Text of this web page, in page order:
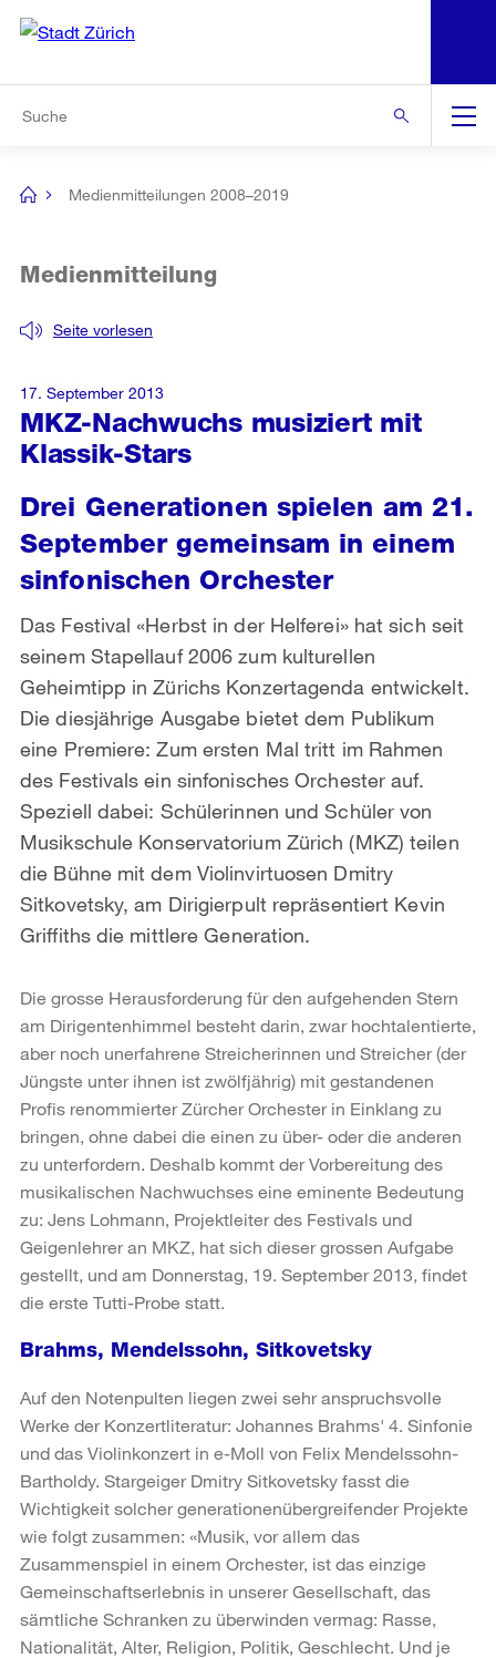
Navigation
[no
Medienmitteilungen 2008–2019
MKZ-Nachwuchs musiziert mit
Klassik-Stars
Seite vorlesen
Medienmitteilung
Drei Generationen spielen am 21.
September gemeinsam in einem
sinfonischen Orchester
Das Festival «Herbst in der Helferei» hat sich seit
seinem Stapellauf 2006 zum kulturellen
Geheimtipp in Zürichs Konzertagenda entwickelt.
Die diesjährige Ausgabe bietet dem Publikum
eine Premiere: Zum ersten Mal tritt im Rahmen
des Festivals ein sinfonisches Orchester auf.
Speziell dabei: Schülerinnen und Schüler von
Musikschule Konservatorium Zürich (MKZ) teilen
die Bühne mit dem Violinvirtuosen Dmitry
Sitkovetsky, am Dirigierpult repräsentiert Kevin
Griffiths die mittlere Generation.
17. September 2013
Die grosse Herausforderung für den aufgehenden Stern
am Dirigentenhimmel besteht darin, zwar hochtalentierte,
aber noch unerfahrene Streicherinnen und Streicher (der
Jüngste unter ihnen ist zwölfjährig) mit gestandenen
Profis renommierter Zürcher Orchester in Einklang zu
bringen, ohne dabei die einen zu über- oder die anderen
zu unterfordern. Deshalb kommt der Vorbereitung des
musikalischen Nachwuchses eine eminente Bedeutung
zu: Jens Lohmann, Projektleiter des Festivals und
Geigenlehrer an MKZ, hat sich dieser grossen Aufgabe
gestellt, und am Donnerstag, 19. September 2013, findet
die erste Tutti-Probe statt.
Brahms, Mendelssohn, Sitkovetsky
Auf den Notenpulten liegen zwei sehr anspruchsvolle
Werke der Konzertliteratur: Johannes Brahms' 4. Sinfonie
und das Violinkonzert in e-Moll von Felix Mendelssohn-
Bartholdy. Stargeiger Dmitry Sitkovetsky fasst die
Wichtigkeit solcher generationenübergreifender Projekte
wie folgt zusammen: «Musik, vor allem das
Zusammenspiel in einem Orchester, ist das einzige
Gemeinschaftserlebnis in unserer Gesellschaft, das
sämtliche Schranken zu überwinden vermag: Rasse,
Nationalität, Alter, Religion, Politik, Geschlecht. Und je